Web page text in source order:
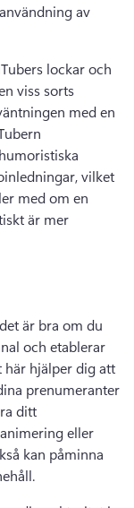
av
lockar och
viss sorts
med en
vilket
med om en
är mer
är bra om du
och etablerar
här hjälper dig att
prenumeranter
ditt
eller
kan påminna